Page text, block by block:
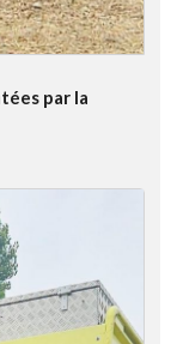
par la